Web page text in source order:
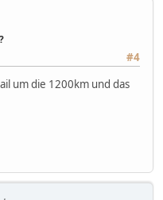
#4
um die 1200km und das